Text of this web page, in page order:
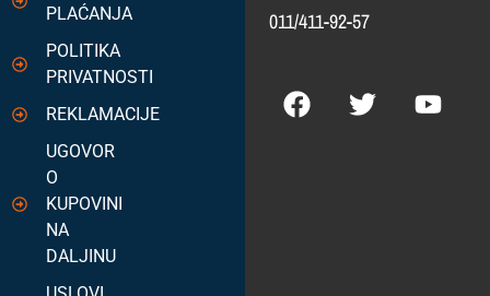
PLAĆANJA
POLITIKA
PRIVATNOSTI
REKLAMACIJE
UGOVOR
O
KUPOVINI
NA
DALJINU
011/411-92-57